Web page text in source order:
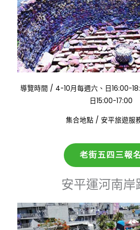
導覽時間: / 4-10月每週六、日16:00-
日15:00-17:00
集合地點:/ 安平旅遊服
老街五四三報
安平運河南岸